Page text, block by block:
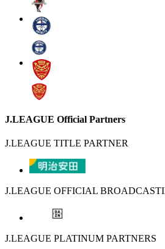
J.LEAGUE Official Partners
J.LEAGUE TITLE PARTNER
J.LEAGUE OFFICIAL
J.LEAGUE PLATINUM PARTNERS